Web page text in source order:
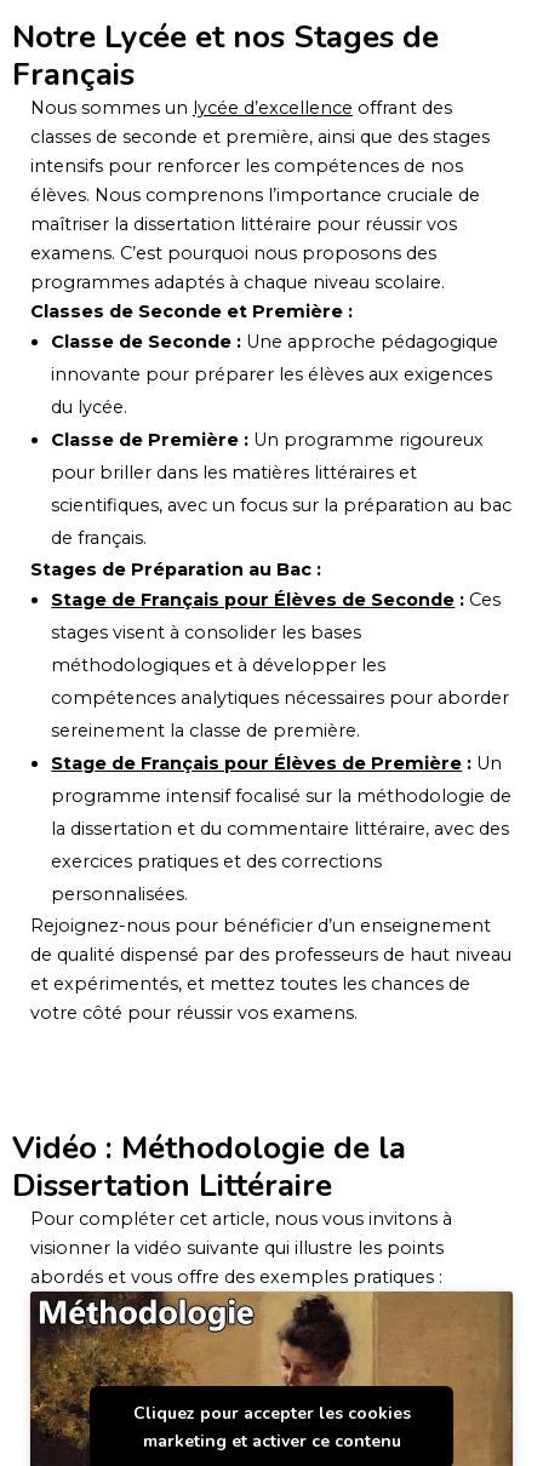
Notre Lycée et nos Stages de
Français
Nous sommes un lycée d’excellence offrant des
classes de seconde et première, ainsi que des stages
intensifs pour renforcer les compétences de nos
élèves. Nous comprenons l’importance cruciale de
maîtriser la dissertation littéraire pour réussir vos
examens. C’est pourquoi nous proposons des
programmes adaptés à chaque niveau scolaire.
Classes de Seconde et Première :
Classe de Seconde : Une approche pédagogique
innovante pour préparer les élèves aux exigences
du lycée.
Classe de Première : Un programme rigoureux
pour briller dans les matières littéraires et
scientifiques, avec un focus sur la préparation au bac
de français.
Stages de Préparation au Bac :
Stage de Français pour Élèves de Seconde : Ces
stages visent à consolider les bases
méthodologiques et à développer les
compétences analytiques nécessaires pour aborder
sereinement la classe de première.
Stage de Français pour Élèves de Première : Un
programme intensif focalisé sur la méthodologie de
la dissertation et du commentaire littéraire, avec des
exercices pratiques et des corrections
personnalisées.
Rejoignez-nous pour bénéficier d’un enseignement
de qualité dispensé par des professeurs de haut niveau
et expérimentés, et mettez toutes les chances de
votre côté pour réussir vos examens.
Vidéo : Méthodologie de la
Dissertation Littéraire
Pour compléter cet article, nous vous invitons à
visionner la vidéo suivante qui illustre les points
abordés et vous offre des exemples pratiques :
Cliquez pour accepter les cookies
marketing et activer ce contenu